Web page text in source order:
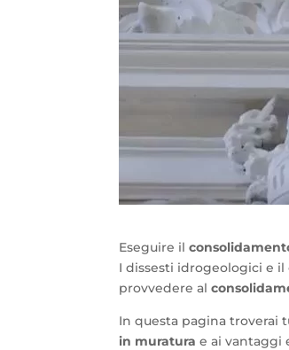
Eseguire il
I dissesti idrogeologici e
provvedere al
In questa pagina troverai
in muratura e ai vantaggi